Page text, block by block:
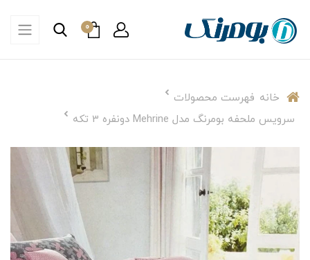
0
خانه فهرست محصولات
سرویس ملحفه بومرنگ مدل Mehrine دونفره 3 تکه